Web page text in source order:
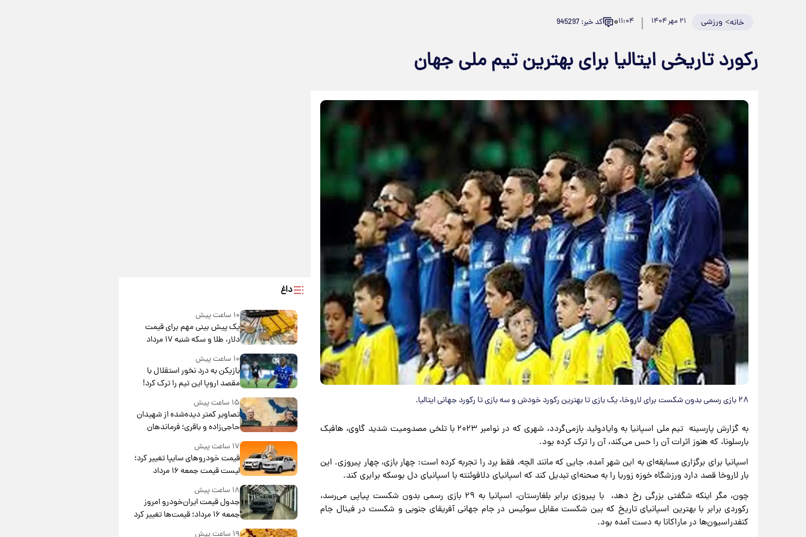
خانه> ورزشی ۲۱ مهر ۱۴۰۴ ۱۱:۰۴۰ کد خبر: 945297
رکورد تاریخی ایتالیا برای بهترین تیم ملی جهان
۲۸ بازی رسمی بدون شکست برای لاروخا، یک بازی تا بهترین رکورد خودش و سه بازی تا رکورد جهانی ایتالیا.
به گزارش پارسینه تیم ملی اسپانیا به وایادولید بازمی‌گردد، شهری که در نوامبر ۲۰۲۳ با تلخی مصدومیت شدید گاوی، هافبک
بارسلونا، که هنوز اثرات آن را حس می‌کند، آن را ترک کرده بود.
اسپانیا برای برگزاری مسابقه‌ای به این شهر آمده، جایی که مانند الچه، فقط برد را تجربه کرده است: چهار بازی، چهار پیروزی. این
بار لاروخا قصد دارد ورزشگاه خوزه زوریا را به صحنه‌ای تبدیل کند که اسپانیای دلافوئنته با اسپانیای دل بوسکه برابری کند.
چون، مگر اینکه شگفتی بزرگی رخ دهد، با پیروزی برابر بلغارستان، اسپانیا به ۲۹ بازی رسمی بدون شکست پیاپی می‌رسد،
رکوردی برابر با بهترین اسپانیای تاریخ که بین شکست مقابل سوئیس در جام جهانی آفریقای جنوبی و شکست در فینال جام
کنفدراسیون‌ها در ماراکانا به دست آمده بود.
داغ
۱۰ ساعت پیش
یک پیش ‌بینی مهم برای قیمت
دلار، طلا و سکه شنبه ۱۷ مرداد
۱۴۰۵
۱۰ ساعت پیش
بازیکن به درد نخور استقلال با
مقصد اروپا این تیم را ترک کرد!
۱۵ ساعت پیش
تصاویر کمتر دیده‌شده از شهیدان
حاجی‌زاده و باقری؛ فرماندهان
شهید هوافضای ایران
۱۷ ساعت پیش
قیمت خودروهای سایپا تغییر کرد؛
لیست قیمت جمعه ۱۶ مرداد
منتشر شد
۱۸ ساعت پیش
جدول قیمت ایران‌خودرو امروز
جمعه ۱۶ مرداد؛ قیمت‌ها تغییر کرد
۱۹ ساعت پیش